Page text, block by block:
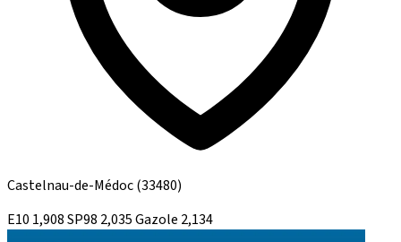
Castelnau-de-Médoc(33480)
E10 1,908SP98 2,035Gazole 2,134